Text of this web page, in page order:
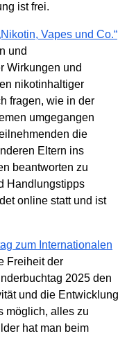
ist frei.
Vapes und Co.“
und
Wirkungen und
nikotinhaltiger
fragen, wie in der
umgegangen
die
Eltern ins
beantworten zu
Handlungstipps
online statt und ist
zum Internationalen
Freiheit der
2025 den
und die Entwicklung
möglich, alles zu
hat man beim